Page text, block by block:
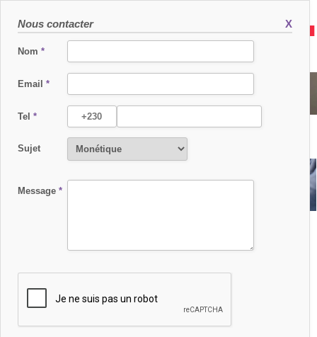
Nous contacter X
Nom *
Email *
Tel *
Sujet
Message *
SERVICES
FORMATION